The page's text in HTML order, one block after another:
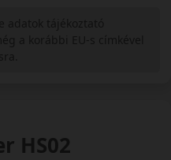
HS02